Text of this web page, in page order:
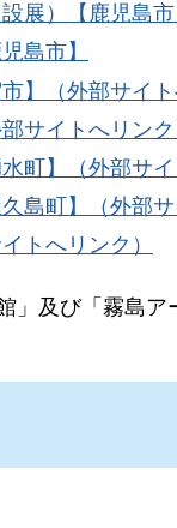
展）【鹿児島市
島市】
】（外部サイト
サイトへリンク
町】（外部サイ
島町】（外部サ
トへリンク）
」及び「霧島ア